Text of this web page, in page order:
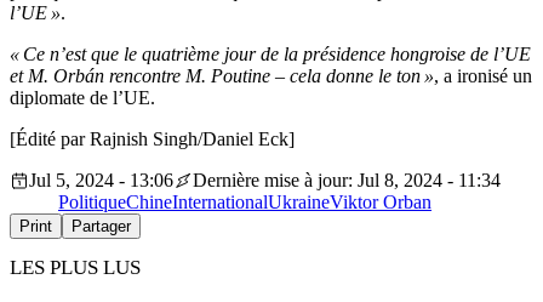
l’UE ».
« Ce n’est que le quatrième jour de la présidence hongroise de l’UE
et M. Orbán rencontre M. Poutine – cela donne le ton », a ironisé un
diplomate de l’UE.
[Édité par Rajnish Singh/Daniel Eck]
Jul 5, 2024 - 13:06
Dernière mise à jour: Jul 8, 2024 - 11:34
PolitiqueChineInternationalUkraineViktor Orban
Print Partager
LES PLUS LUS